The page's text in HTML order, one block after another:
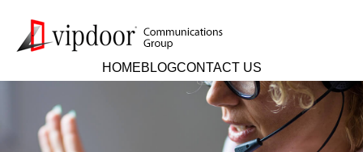
HOMEBLOGCONTACT US